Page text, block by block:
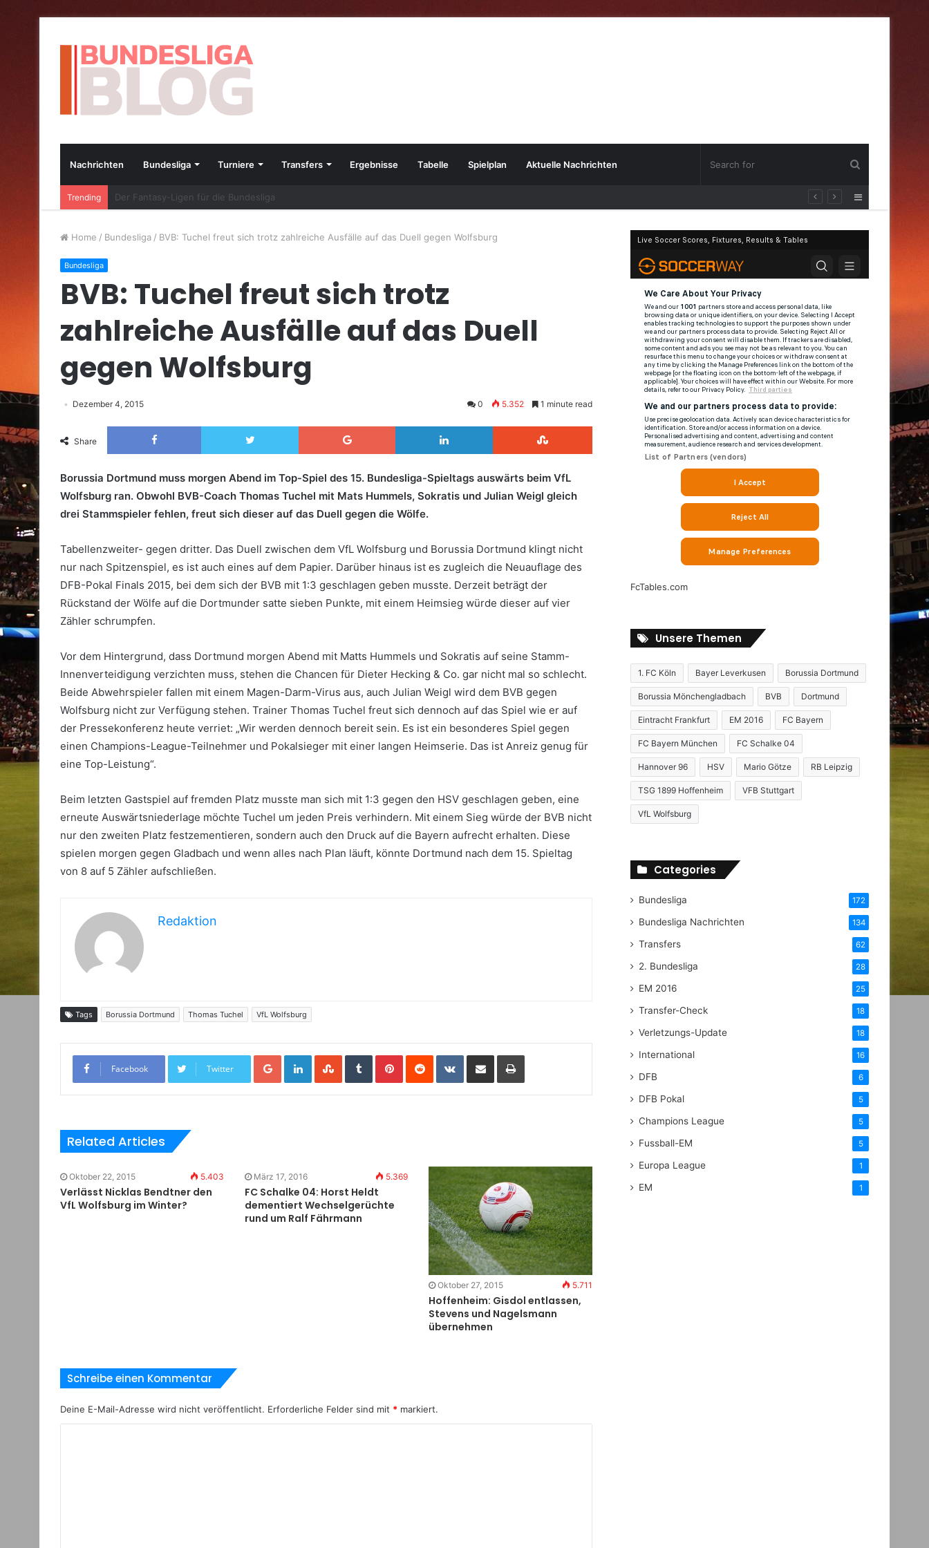
Nachrichten Bundesliga Turniere Transfers Ergebnisse Tabelle Spielplan Aktuelle Nachrichten
Trending Die besten Bundesliga-Transfers im Jahr 2023 Sidebar
Home / Bundesliga / BVB: Tuchel freut sich trotz zahlreiche Ausfälle auf das Duell gegen Wolfsburg
Bundesliga
BVB: Tuchel freut sich trotz
zahlreiche Ausfälle auf das Duell
gegen Wolfsburg
Dezember 4, 2015 0 5.352 1 minute read
Share
Facebook Twitter Google+ LinkedIn
Borussia Dortmund muss morgen Abend im Top-Spiel des 15. Bundesliga-Spieltags auswärts beim VfL
Wolfsburg ran. Obwohl BVB-Coach Thomas Tuchel mit Mats Hummels, Sokratis und Julian Weigl gleich
drei Stammspieler fehlen, freut sich dieser auf das Duell gegen die Wölfe.
Tabellenzweiter- gegen dritter. Das Duell zwischen dem VfL Wolfsburg und Borussia Dortmund klingt nicht
nur nach Spitzenspiel, es ist auch eines auf dem Papier. Darüber hinaus ist es zugleich die Neuauflage des
DFB-Pokal Finals 2015, bei dem sich der BVB mit 1:3 geschlagen geben musste. Derzeit beträgt der
Rückstand der Wölfe auf die Dortmunder satte sieben Punkte, mit einem Heimsieg würde dieser auf vier
Zähler schrumpfen.
Vor dem Hintergrund, dass Dortmund morgen Abend mit Matts Hummels und Sokratis auf seine Stamm-
Innenverteidigung verzichten muss, stehen die Chancen für Dieter Hecking & Co. gar nicht mal so schlecht.
Beide Abwehrspieler fallen mit einem Magen-Darm-Virus aus, auch Julian Weigl wird dem BVB gegen
Wolfsburg nicht zur Verfügung stehen. Trainer Thomas Tuchel freut sich dennoch auf das Spiel wie er auf
der Pressekonferenz heute verriet: „Wir werden dennoch bereit sein. Es ist ein besonderes Spiel gegen
einen Champions-League-Teilnehmer und Pokalsieger mit einer langen Heimserie. Das ist Anreiz genug für
eine Top-Leistung“.
Beim letzten Gastspiel auf fremden Platz musste man sich mit 1:3 gegen den HSV geschlagen geben, eine
erneute Auswärtsniederlage möchte Tuchel um jeden Preis verhindern. Mit einem Sieg würde der BVB nicht
nur den zweiten Platz festzementieren, sondern auch den Druck auf die Bayern aufrecht erhalten. Diese
spielen morgen gegen Gladbach und wenn alles nach Plan läuft, könnte Dortmund nach dem 15. Spieltag
von 8 auf 5 Zähler aufschließen.
Redaktion
Tags Borussia Dortmund Thomas Tuchel VfL Wolfsburg
Facebook Twitter
Google+ LinkedIn StumbleUpon Tumblr Pinterest Reddit VKontakte
Related Articles
Oktober 22, 2015 5.403
Verlässt Nicklas Bendtner den
VfL Wolfsburg im Winter?
März 17, 2016 5.369
FC Schalke 04: Horst Heldt
dementiert Wechselgerüchte
rund um Ralf Fährmann
Oktober 27, 2015 5.711
Hoffenheim: Gisdol entlassen,
Stevens und Nagelsmann
übernehmen
Schreibe einen Kommentar
Deine E-Mail-Adresse wird nicht veröffentlicht. Erforderliche Felder sind mit * markiert.
FcTables.com
Unsere Themen
1. FC Köln Bayer Leverkusen Borussia Dortmund
Borussia Mönchengladbach BVB Dortmund
Eintracht Frankfurt EM 2016 FC Bayern
FC Bayern München FC Schalke 04
Hannover 96 HSV Mario Götze RB Leipzig
TSG 1899 Hoffenheim VFB Stuttgart
VfL Wolfsburg
Categories
Bundesliga 172
Bundesliga Nachrichten 134
Transfers 62
2. Bundesliga 28
EM 2016 25
Transfer-Check 18
Verletzungs-Update 18
International 16
DFB 6
DFB Pokal 5
Champions League 5
Fussball-EM 5
Europa League 1
EM 1